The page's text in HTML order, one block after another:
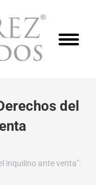
del
inquilino ante venta".